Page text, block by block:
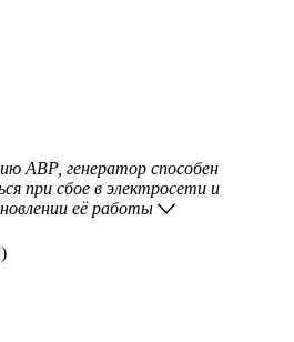
АВР, генератор способен
при сбое в электросети и
её работы